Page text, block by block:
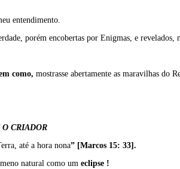
entendimento.
porém encobertas por Enigmas, e revelados,
como, mostrasse abertamente as maravilhas do
CRIADOR
até a hora nona” [Marcos 15: 33].
natural como um eclipse !